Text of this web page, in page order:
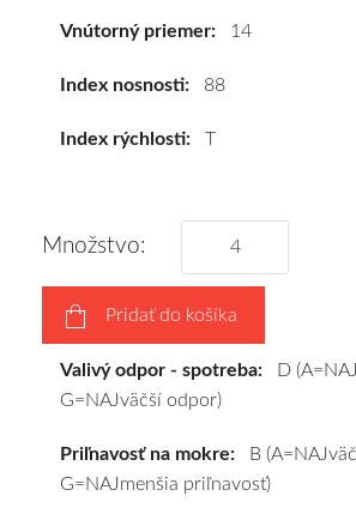
vám
obujeme
výberu
a
pošleme
zadarmo.
Vnútorný priemer: 14
Index nosnosti: 88
Index rýchlosti: T
Množstvo:
Pridať do košíka
Valivý odpor - spotreba: D
G=NAJväčší odpor)
Priľnavosť na mokre: B
G=NAJmenšia priľnavosť)